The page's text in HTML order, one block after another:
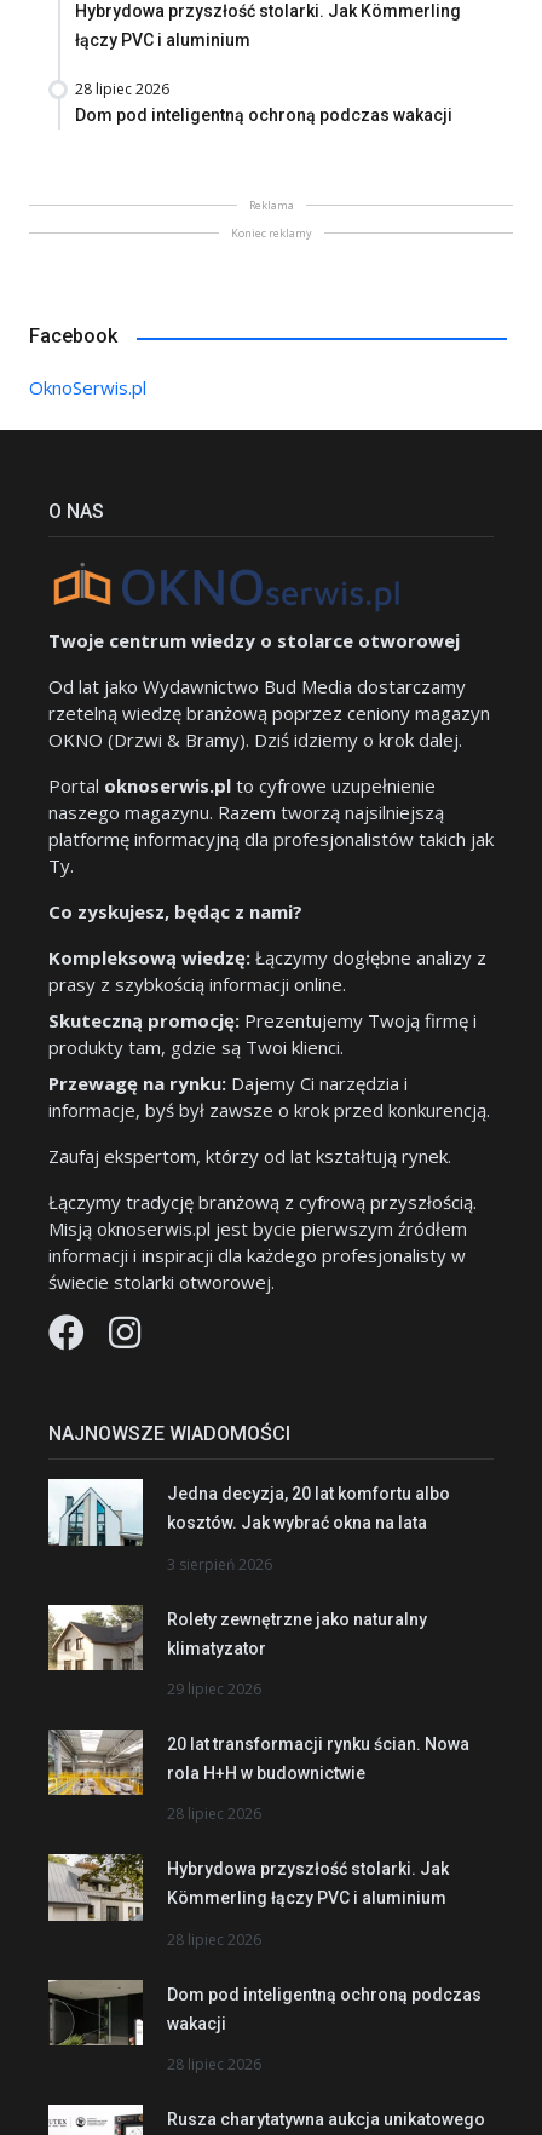
Hybrydowa przyszłość stolarki. Jak Kömmerling
łączy PVC i aluminium
28 lipiec 2026
Dom pod inteligentną ochroną podczas wakacji
Reklama
Koniec reklamy
Facebook
OknoSerwis.pl
O NAS
Twoje centrum wiedzy o stolarce otworowej
Od lat jako Wydawnictwo Bud Media dostarczamy
rzetelną wiedzę branżową poprzez ceniony magazyn
OKNO (Drzwi & Bramy). Dziś idziemy o krok dalej.
Portal oknoserwis.pl to cyfrowe uzupełnienie
naszego magazynu. Razem tworzą najsilniejszą
platformę informacyjną dla profesjonalistów takich jak
Ty.
Co zyskujesz, będąc z nami?
Kompleksową wiedzę: Łączymy dogłębne analizy z
prasy z szybkością informacji online.
Skuteczną promocję: Prezentujemy Twoją firmę i
produkty tam, gdzie są Twoi klienci.
Przewagę na rynku: Dajemy Ci narzędzia i
informacje, byś był zawsze o krok przed konkurencją.
Zaufaj ekspertom, którzy od lat kształtują rynek.
Łączymy tradycję branżową z cyfrową przyszłością.
Misją oknoserwis.pl jest bycie pierwszym źródłem
informacji i inspiracji dla każdego profesjonalisty w
świecie stolarki otworowej.
NAJNOWSZE WIADOMOŚCI
Jedna decyzja, 20 lat komfortu albo
kosztów. Jak wybrać okna na lata
3 sierpień 2026
Rolety zewnętrzne jako naturalny
klimatyzator
29 lipiec 2026
20 lat transformacji rynku ścian. Nowa
rola H+H w budownictwie
28 lipiec 2026
Hybrydowa przyszłość stolarki. Jak
Kömmerling łączy PVC i aluminium
28 lipiec 2026
Dom pod inteligentną ochroną podczas
wakacji
28 lipiec 2026
Rusza charytatywna aukcja unikatowego